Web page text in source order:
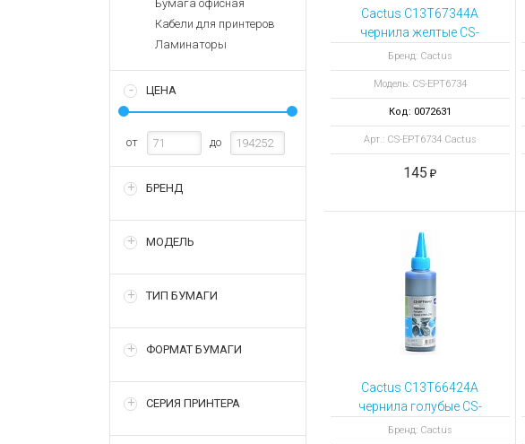
Запасные
Терминалы
оплаты
Зарядные устройства для ноутбуков
Архивные товары
Бумага офисная
Кабели для принтеров
Ламинаторы
ЦЕНА
от до
БРЕНД
МОДЕЛЬ
ТИП БУМАГИ
ФОРМАТ БУМАГИ
СЕРИЯ ПРИНТЕРА
Cactus C13T67344A
чернила желтые CS-
EPT6734
Бренд: Cactus
Модель: CS-EPT6734
Код: 0072631
Арт.: CS-EPT6734 Cactus
145
Cactus C13T66424A
чернила голубые CS-
EPT6642
Бренд: Cactus